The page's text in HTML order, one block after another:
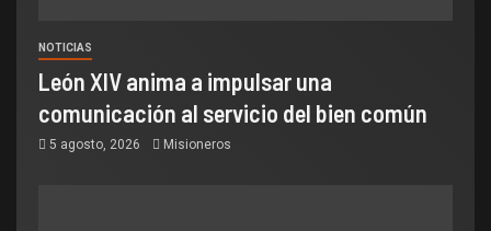
NOTICIAS
León XIV anima a impulsar una
comunicación al servicio del bien común
5 agosto, 2026 Misioneros